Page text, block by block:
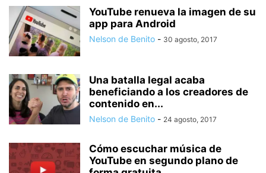
YouTube renueva la imagen de su
app para Android
Nelson de Benito - 30 agosto, 2017
Una batalla legal acaba
beneficiando a los creadores de
contenido en...
Nelson de Benito - 24 agosto, 2017
Cómo escuchar música de
YouTube en segundo plano de